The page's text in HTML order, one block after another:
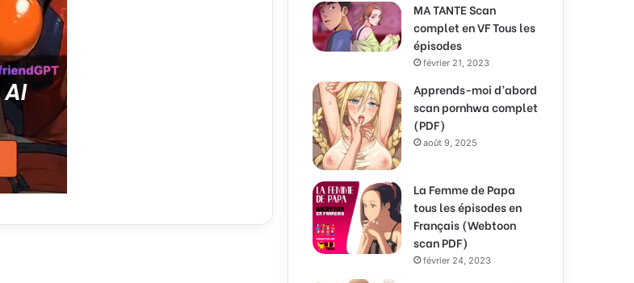
MA TANTE Scan
complet en VF Tous les
épisodes
février 21, 2023
Apprends-moi d’abord
scan pornhwa complet
(PDF)
août 9, 2025
La Femme de Papa
tous les épisodes en
Français (Webtoon
scan PDF)
février 24, 2023